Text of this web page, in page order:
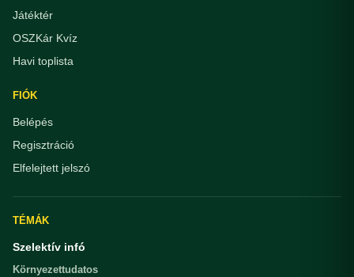
Játéktér
OSZKár Kvíz
Havi toplista
FIÓK
Belépés
Regisztráció
Elfelejtett jelszó
TÉMÁK
Szelektív infó
Környezettudatos